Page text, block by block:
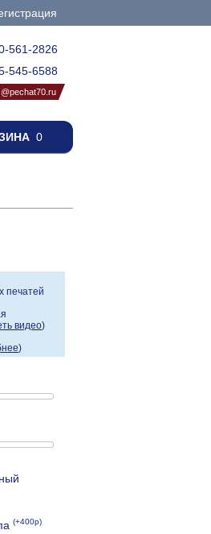
561-2826
545-6588
0
печатей
видео)
)
(+400р)